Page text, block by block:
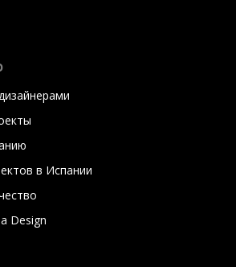
в Испании
Design